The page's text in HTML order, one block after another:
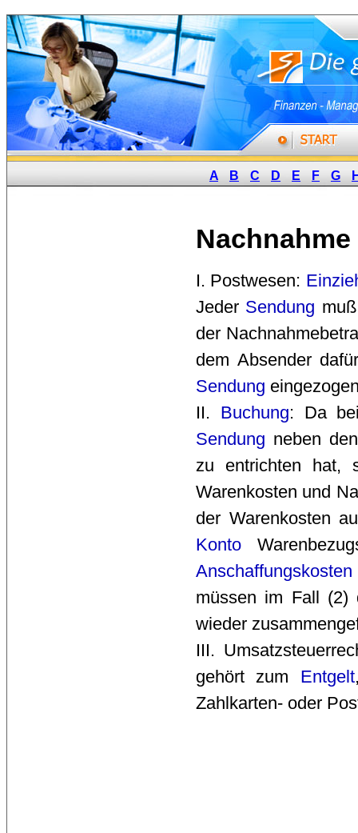
A B C D E F G
Nachnahme
I. Postwesen:
Jeder Sendung
der
dem Absender
Sendung
II. Buchung: Da
Sendung neben
zu entrichten hat,
Warenkosten und
der Warenkosten
Konto
Anschaffungskosten
müssen im Fall
wieder
III.
gehört zum Entgelt
Zahlkarten- oder